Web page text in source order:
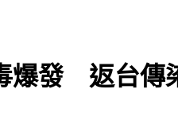
很不舒服
爆發 返台傳